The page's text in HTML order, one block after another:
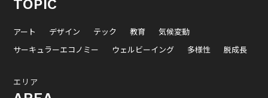
TOPIC
アート デザイン テック 教育
気候変動
サーキュラーエコノミー
ウェルビーイング 多様性 脱成長
エリア